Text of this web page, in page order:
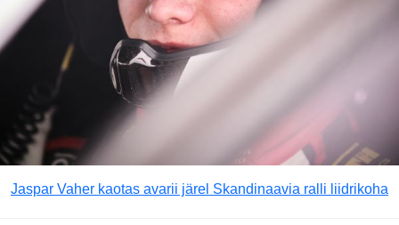
Jaspar Vaher kaotas avarii järel Skandinaavia ralli liidrikoha